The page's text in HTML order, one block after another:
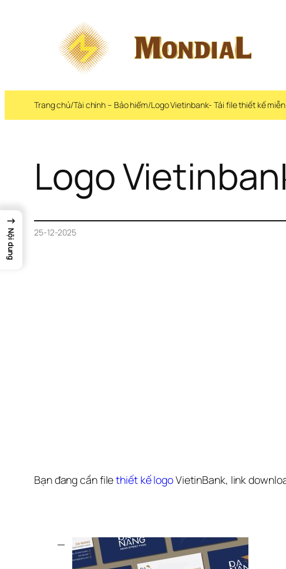
Trang chủ/Tài chính – Bảo hiểm/Logo Vietinbank- Tải file thiết kế
Logo
25-12-2025
Bạn đang cần file thiết kế logo VietinBank, link
→
Nội dung